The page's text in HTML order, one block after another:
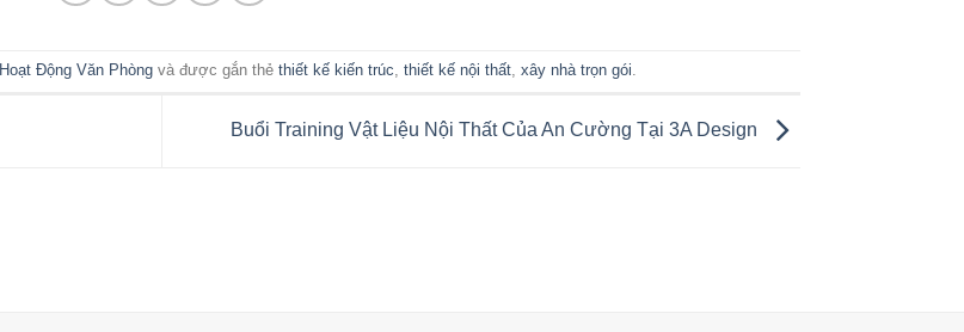
Hoạt Động Văn Phòngvà được gắn thẻ thiết kế kiến trúc, thiết kế nội thất, xây nhà trọn gói.
Buổi Training Vật Liệu Nội Thất Của An Cường Tại 3A Design